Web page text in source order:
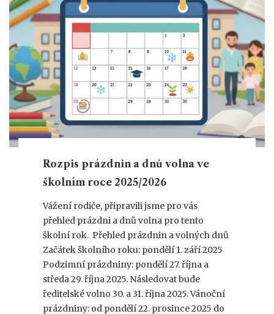
Rozpis prázdnin a dnů volna ve
školním roce 2025/2026
Vážení rodiče, připravili jsme pro vás
přehled prázdni a dnů volna pro tento
školní rok. Přehled prázdnin a volných dnů
Začátek školního roku: pondělí 1. září 2025
Podzimní prázdniny: pondělí 27. října a
středa 29. října 2025. Následovat bude
ředitelské volno 30. a 31. října 2025. Vánoční
prázdniny: od pondělí 22. prosince 2025 do